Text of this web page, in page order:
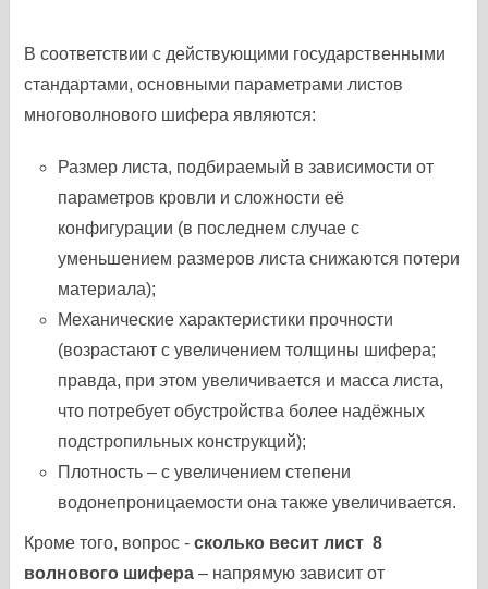
В соответствии с действующими государственными
стандартами, основными параметрами листов
многоволнового шифера являются:
Размер листа, подбираемый в зависимости от
параметров кровли и сложности её
конфигурации (в последнем случае с
уменьшением размеров листа снижаются потери
материала);
Механические характеристики прочности
(возрастают с увеличением толщины шифера;
правда, при этом увеличивается и масса листа,
что потребует обустройства более надёжных
подстропильных конструкций);
Плотность – с увеличением степени
водонепроницаемости она также увеличивается.
Кроме того, вопрос -сколько весит лист 8
волнового шифера – напрямую зависит от